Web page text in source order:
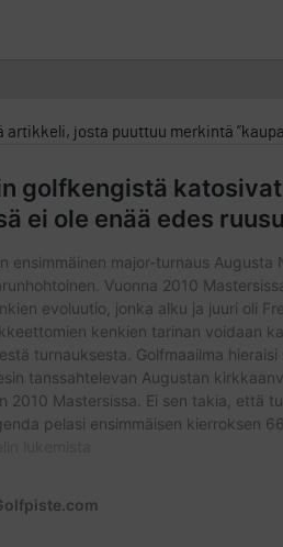
artikkeli, josta puuttuu merkintä